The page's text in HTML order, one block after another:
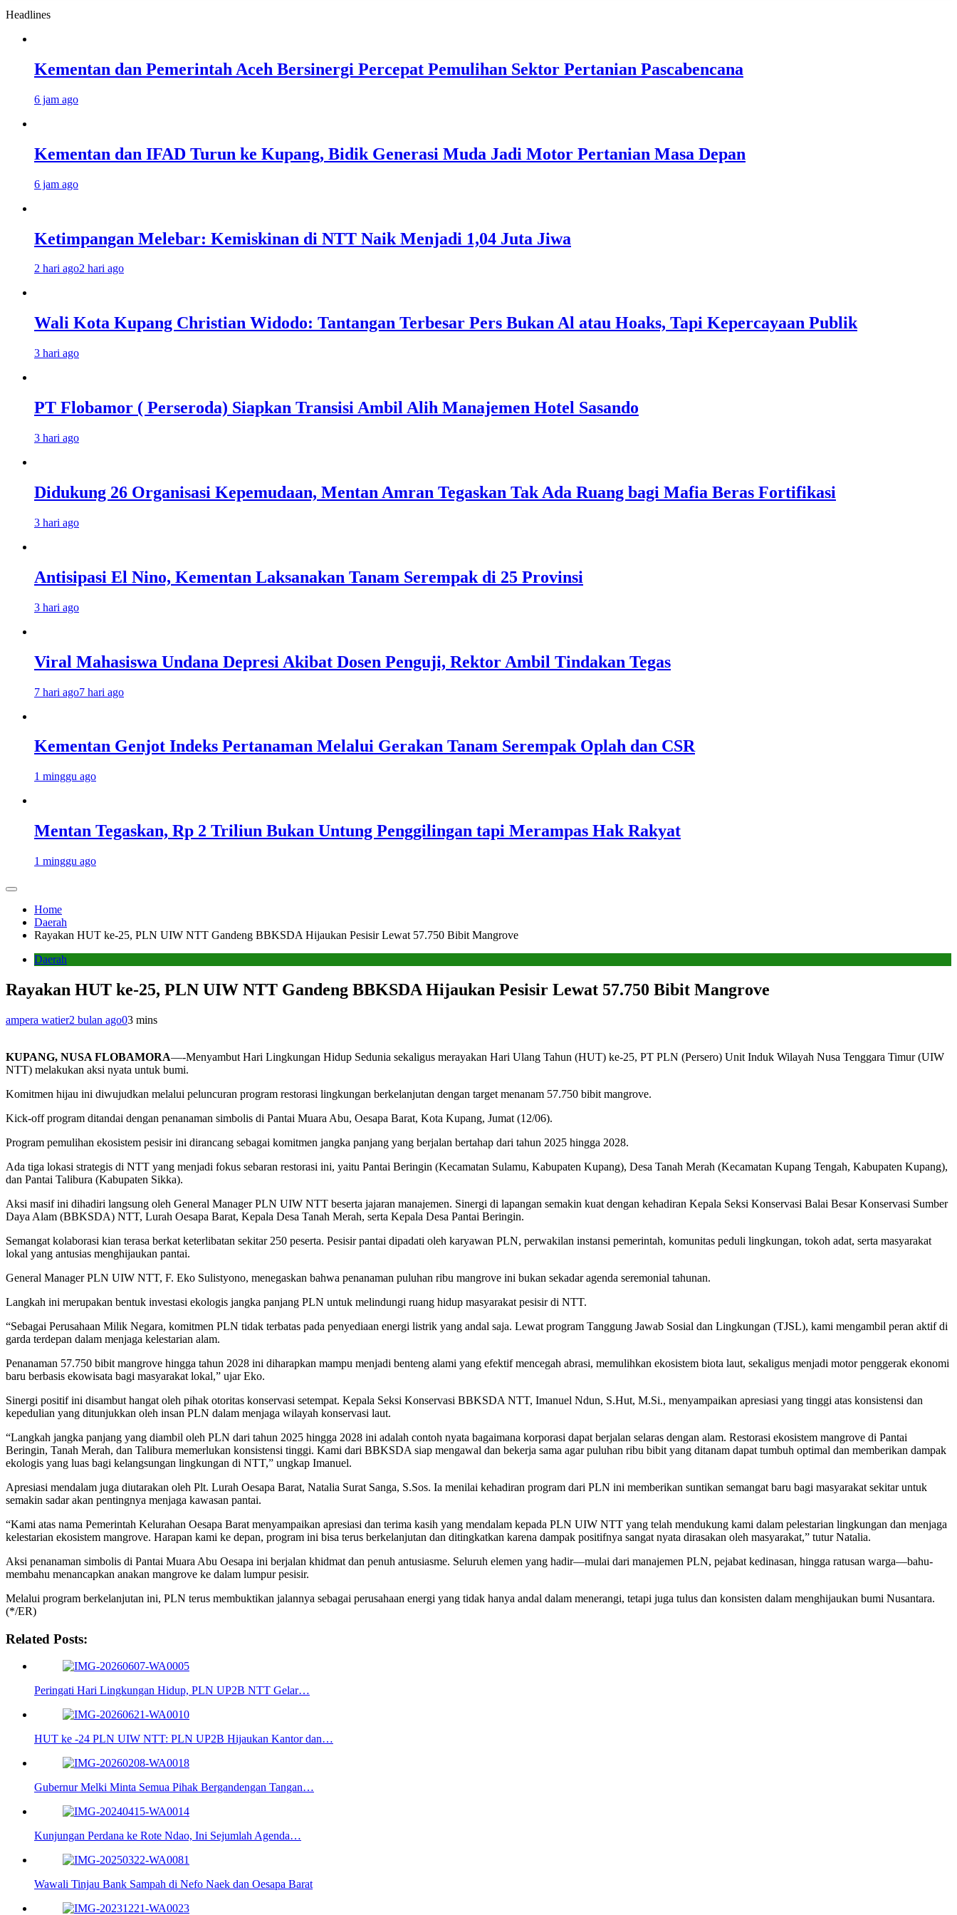
Headlines
Kementan dan Pemerintah Aceh Bersinergi Percepat Pemulihan Sektor Pertanian Pascabencana
6 jam ago
Kementan dan IFAD Turun ke Kupang, Bidik Generasi Muda Jadi Motor Pertanian Masa Depan
6 jam ago
Ketimpangan Melebar: Kemiskinan di NTT Naik Menjadi 1,04 Juta Jiwa
2 hari ago2 hari ago
Wali Kota Kupang Christian Widodo: Tantangan Terbesar Pers Bukan Al atau Hoaks, Tapi Kepercayaan Publik
3 hari ago
PT Flobamor ( Perseroda) Siapkan Transisi Ambil Alih Manajemen Hotel Sasando
3 hari ago
Didukung 26 Organisasi Kepemudaan, Mentan Amran Tegaskan Tak Ada Ruang bagi Mafia Beras Fortifikasi
3 hari ago
Antisipasi El Nino, Kementan Laksanakan Tanam Serempak di 25 Provinsi
3 hari ago
Viral Mahasiswa Undana Depresi Akibat Dosen Penguji, Rektor Ambil Tindakan Tegas
7 hari ago7 hari ago
Kementan Genjot Indeks Pertanaman Melalui Gerakan Tanam Serempak Oplah dan CSR
1 minggu ago
Mentan Tegaskan, Rp 2 Triliun Bukan Untung Penggilingan tapi Merampas Hak Rakyat
1 minggu ago
Home
Daerah
Rayakan HUT ke-25, PLN UIW NTT Gandeng BBKSDA Hijaukan Pesisir Lewat 57.750 Bibit Mangrove
Daerah
Rayakan HUT ke-25, PLN UIW NTT Gandeng BBKSDA Hijaukan Pesisir Lewat 57.750 Bibit Mangrove
ampera watier2 bulan ago03 mins
KUPANG, NUSA FLOBAMORA—-Menyambut Hari Lingkungan Hidup Sedunia sekaligus merayakan Hari Ulang Tahun (HUT) ke-25, PT PLN (Persero) Unit Induk Wilayah Nusa Tenggara Timur (UIW
NTT) melakukan aksi nyata untuk bumi.
Komitmen hijau ini diwujudkan melalui peluncuran program restorasi lingkungan berkelanjutan dengan target menanam 57.750 bibit mangrove.
Kick-off program ditandai dengan penanaman simbolis di Pantai Muara Abu, Oesapa Barat, Kota Kupang, Jumat (12/06).
Program pemulihan ekosistem pesisir ini dirancang sebagai komitmen jangka panjang yang berjalan bertahap dari tahun 2025 hingga 2028.
Ada tiga lokasi strategis di NTT yang menjadi fokus sebaran restorasi ini, yaitu Pantai Beringin (Kecamatan Sulamu, Kabupaten Kupang), Desa Tanah Merah (Kecamatan Kupang Tengah, Kabupaten Kupang),
dan Pantai Talibura (Kabupaten Sikka).
Aksi masif ini dihadiri langsung oleh General Manager PLN UIW NTT beserta jajaran manajemen. Sinergi di lapangan semakin kuat dengan kehadiran Kepala Seksi Konservasi Balai Besar Konservasi Sumber
Daya Alam (BBKSDA) NTT, Lurah Oesapa Barat, Kepala Desa Tanah Merah, serta Kepala Desa Pantai Beringin.
Semangat kolaborasi kian terasa berkat keterlibatan sekitar 250 peserta. Pesisir pantai dipadati oleh karyawan PLN, perwakilan instansi pemerintah, komunitas peduli lingkungan, tokoh adat, serta masyarakat
lokal yang antusias menghijaukan pantai.
General Manager PLN UIW NTT, F. Eko Sulistyono, menegaskan bahwa penanaman puluhan ribu mangrove ini bukan sekadar agenda seremonial tahunan.
Langkah ini merupakan bentuk investasi ekologis jangka panjang PLN untuk melindungi ruang hidup masyarakat pesisir di NTT.
“Sebagai Perusahaan Milik Negara, komitmen PLN tidak terbatas pada penyediaan energi listrik yang andal saja. Lewat program Tanggung Jawab Sosial dan Lingkungan (TJSL), kami mengambil peran aktif di
garda terdepan dalam menjaga kelestarian alam.
Penanaman 57.750 bibit mangrove hingga tahun 2028 ini diharapkan mampu menjadi benteng alami yang efektif mencegah abrasi, memulihkan ekosistem biota laut, sekaligus menjadi motor penggerak ekonomi
baru berbasis ekowisata bagi masyarakat lokal,” ujar Eko.
Sinergi positif ini disambut hangat oleh pihak otoritas konservasi setempat. Kepala Seksi Konservasi BBKSDA NTT, Imanuel Ndun, S.Hut, M.Si., menyampaikan apresiasi yang tinggi atas konsistensi dan
kepedulian yang ditunjukkan oleh insan PLN dalam menjaga wilayah konservasi laut.
“Langkah jangka panjang yang diambil oleh PLN dari tahun 2025 hingga 2028 ini adalah contoh nyata bagaimana korporasi dapat berjalan selaras dengan alam. Restorasi ekosistem mangrove di Pantai
Beringin, Tanah Merah, dan Talibura memerlukan konsistensi tinggi. Kami dari BBKSDA siap mengawal dan bekerja sama agar puluhan ribu bibit yang ditanam dapat tumbuh optimal dan memberikan dampak
ekologis yang luas bagi kelangsungan lingkungan di NTT,” ungkap Imanuel.
Apresiasi mendalam juga diutarakan oleh Plt. Lurah Oesapa Barat, Natalia Surat Sanga, S.Sos. Ia menilai kehadiran program dari PLN ini memberikan suntikan semangat baru bagi masyarakat sekitar untuk
semakin sadar akan pentingnya menjaga kawasan pantai.
“Kami atas nama Pemerintah Kelurahan Oesapa Barat menyampaikan apresiasi dan terima kasih yang mendalam kepada PLN UIW NTT yang telah mendukung kami dalam pelestarian lingkungan dan menjaga
kelestarian ekosistem mangrove. Harapan kami ke depan, program ini bisa terus berkelanjutan dan ditingkatkan karena dampak positifnya sangat nyata dirasakan oleh masyarakat,” tutur Natalia.
Aksi penanaman simbolis di Pantai Muara Abu Oesapa ini berjalan khidmat dan penuh antusiasme. Seluruh elemen yang hadir—mulai dari manajemen PLN, pejabat kedinasan, hingga ratusan warga—bahu-
membahu menancapkan anakan mangrove ke dalam lumpur pesisir.
Melalui program berkelanjutan ini, PLN terus membuktikan jalannya sebagai perusahaan energi yang tidak hanya andal dalam menerangi, tetapi juga tulus dan konsisten dalam menghijaukan bumi Nusantara.
(*/ER)
Related Posts:
Peringati Hari Lingkungan Hidup, PLN UP2B NTT Gelar…
HUT ke -24 PLN UIW NTT: PLN UP2B Hijaukan Kantor dan…
Gubernur Melki Minta Semua Pihak Bergandengan Tangan…
Kunjungan Perdana ke Rote Ndao, Ini Sejumlah Agenda…
Wawali Tinjau Bank Sampah di Nefo Naek dan Oesapa Barat